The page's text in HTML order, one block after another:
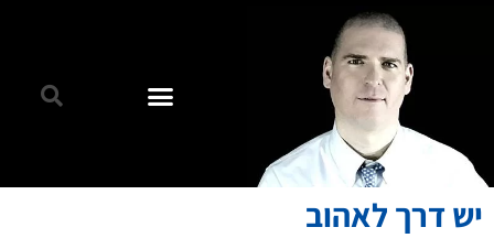
יש דרך לאהוב